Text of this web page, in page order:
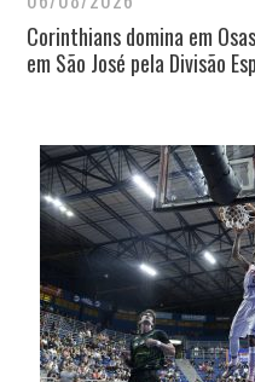
Corinthians domina em
em São José pela Divisão